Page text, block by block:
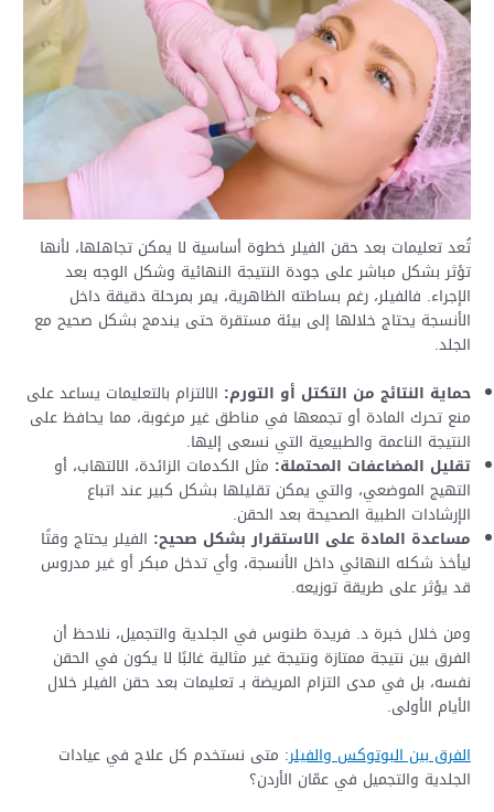
تُعد تعليمات بعد حقن الفيلر خطوة أساسية لا يمكن تجاهلها، لأنها
تؤثر بشكل مباشر على جودة النتيجة النهائية وشكل الوجه بعد
الإجراء. فالفيلر، رغم بساطته الظاهرية، يمر بمرحلة دقيقة داخل
الأنسجة يحتاج خلالها إلى بيئة مستقرة حتى يندمج بشكل صحيح مع
الجلد.
حماية النتائج من التكتل أو التورم: الالتزام بالتعليمات يساعد على
منع تحرك المادة أو تجمعها في مناطق غير مرغوبة، مما يحافظ على
النتيجة الناعمة والطبيعية التي نسعى إليها.
تقليل المضاعفات المحتملة: مثل الكدمات الزائدة، الالتهاب، أو
التهيج الموضعي، والتي يمكن تقليلها بشكل كبير عند اتباع
الإرشادات الطبية الصحيحة بعد الحقن.
مساعدة المادة على الاستقرار بشكل صحيح: الفيلر يحتاج وقتًا
ليأخذ شكله النهائي داخل الأنسجة، وأي تدخل مبكر أو غير مدروس
قد يؤثر على طريقة توزيعه.
ومن خلال خبرة د. فريدة طنوس في الجلدية والتجميل، نلاحظ أن
الفرق بين نتيجة ممتازة ونتيجة غير مثالية غالبًا لا يكون في الحقن
نفسه، بل في مدى التزام المريضة بـ تعليمات بعد حقن الفيلر خلال
الأيام الأولى.
الفرق بين البوتوكس والفيلر: متى نستخدم كل علاج في عيادات
الجلدية والتجميل في عمّان الأردن؟